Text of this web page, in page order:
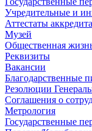
Учредительные и
Аттестаты
Музей
Общественная
Реквизиты
Вакансии
Благодарственные
Резолюции
Соглашения о
Метрология
Государственные